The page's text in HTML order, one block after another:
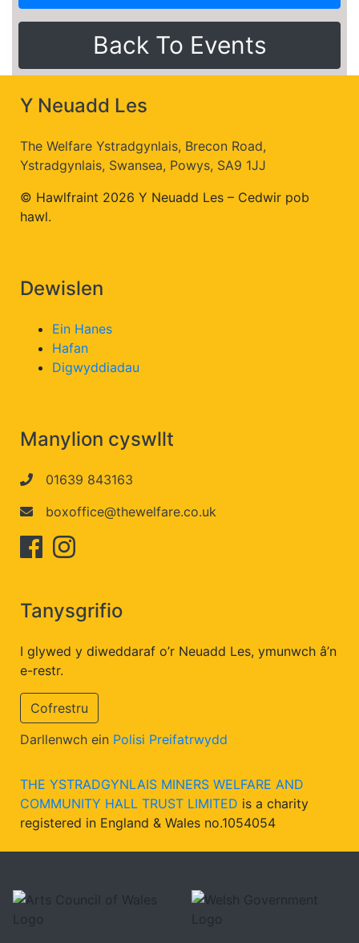
Back To Events
Y Neuadd Les
The Welfare Ystradgynlais, Brecon Road,
Ystradgynlais, Swansea, Powys, SA9 1JJ
© Hawlfraint 2026 Y Neuadd Les – Cedwir pob
hawl.
Dewislen
Ein Hanes
Hafan
Digwyddiadau
Manylion cyswllt
01639 843163
boxoffice@thewelfare.co.uk
Tanysgrifio
I glywed y diweddaraf o’r Neuadd Les, ymunwch â’n
e-restr.
Cofrestru
Darllenwch ein Polisi Preifatrwydd
THE YSTRADGYNLAIS MINERS WELFARE AND
COMMUNITY HALL TRUST LIMITED is a charity
registered in England & Wales no.1054054